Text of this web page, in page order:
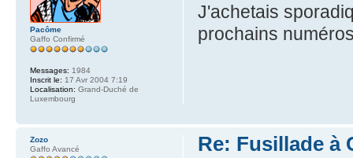
J'achetais
prochains
Pacôme
Gaffo Confirmé
Messages: 1984
Inscrit le: 17 Avr 2004 7:19
Localisation: Grand-Duché de
Luxembourg
Re: Fusillade à
Zozo
Gaffo Avancé